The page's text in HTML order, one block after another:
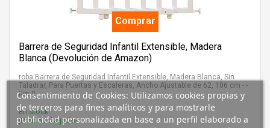
Comprar
Barrera de Seguridad Infantil Extensible, Madera
Blanca (Devolución de Amazon)
roba Barrera de Seguridad Infantil Extensible, Madera Blanca, Sin
Taladrar, Para Puertas y Escaleras, Ancho Ajustable de 62, 106 cm - -
Km.0-
En stock
¡Precio rebajado!
Consentimiento de Cookies: Utilizamos cookies propias y
de terceros para fines analíticos y para mostrarle
publicidad personalizada en base a un perfil elaborado a